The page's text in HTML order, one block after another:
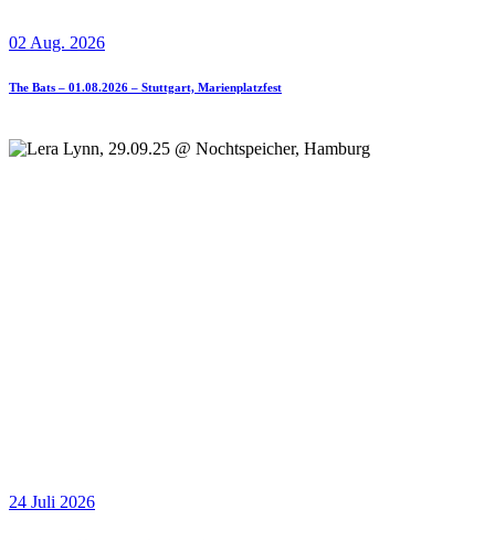
02 Aug. 2026
The Bats – 01.08.2026 – Stuttgart, Marienplatzfest
24 Juli 2026